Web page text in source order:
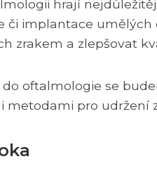
hrají
či implantace
zrakem a zlepšovat
oftalmologie se
metodami pro udržení